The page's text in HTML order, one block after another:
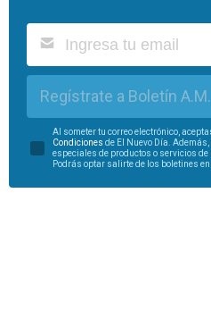
Regístrate a Boletín A.M.
Al someter tu correo electrónico,
Condiciones de El Nuevo Día.
especiales de productos o servicios
Podrás optar salirte de los boletines